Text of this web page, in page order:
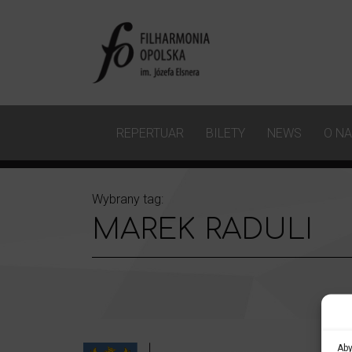
REPERTUAR BILETY NEWS O
Wybrany tag:
MAREK RADULI